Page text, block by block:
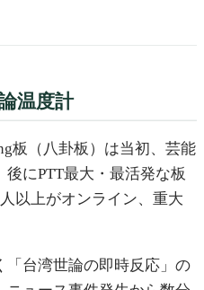
温度計
板（八卦板）は当初、芸能
にPTT最大・最活発な板
以上がオンライン、重大
「台湾世論の即時反応」の